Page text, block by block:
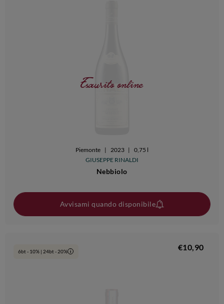
Esaurito online
Piemonte | 2023 | 0,75 l
GIUSEPPE RINALDI
Nebbiolo
Avvisami quando disponibile
6bt - 10% | 24bt - 20% i €10,90